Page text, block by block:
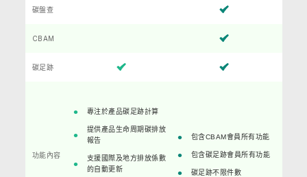
碳盤查
CBAM
碳足跡
功能內容
專注於產品碳足跡計算
提供產品生命周期碳排放
報告
支援國際及地方排放係數
的自動更新
包含CBAM會員所有功能
包含碳足跡會員所有功能
碳足跡不限件數